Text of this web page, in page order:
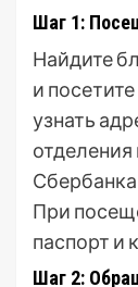
Шаг 1:
Найдите
и
узнать
При
паспорт и
Шаг 2: